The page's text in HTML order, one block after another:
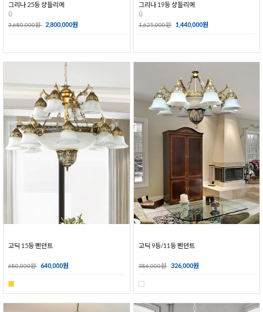
그리나 25등 샹들리에
Ŭ
3,680,000원 2,800,000원
그리나 19등 샹들리에
Ŭ
1,625,000원 1,440,000원
고딕 15등 펜던트
680,000원 640,000원
고딕 9등/11등 펜던트
386,000원 326,000원